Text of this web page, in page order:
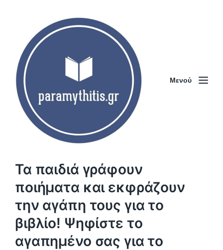
Μενού
Τα παιδιά γράφουν
ποιήματα και εκφράζουν
την αγάπη τους για το
βιβλίο! Ψηφίστε το
αγαπημένο σας για το